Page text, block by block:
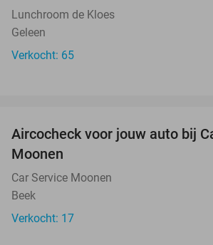
Lunchroom de Kloes
Geleen
Verkocht: 65
Aircocheck voor jouw auto bij
Moonen
Car Service Moonen
Beek
Verkocht: 17